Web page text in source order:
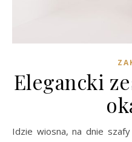
Elegancki
Idzie wiosna, na dnie szafy lądują luźne ubrania i swetry.